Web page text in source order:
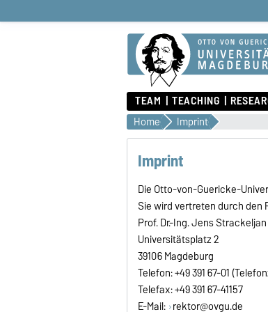
TEAM TEACHING
Home Imprint
Imprint
Die Otto-von-Guericke-
Sie wird vertreten durch den
Prof. Dr.-Ing. Jens Strackeljan
Universitätsplatz 2
39106 Magdeburg
Telefon: +49 391 67-01
Telefax: +49 391 67-41157
E-Mail: rektor@ovgu.de